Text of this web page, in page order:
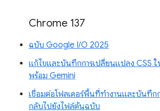
Chrome 137
ฉบับ Google I/O 2025
แก้ไขและบันทึกการเปลี่ยนแปลง CSS
พร้อม Gemini
เชื่อมต่อโฟลเดอร์พื้นที่ทำงานและบันทึก
กลับไปยังไฟล์ต้นฉบับ